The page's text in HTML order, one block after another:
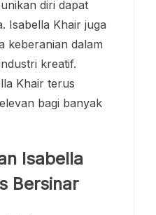
diri dapat
Isabella Khair juga
keberanian dalam
kreatif.
Khair terus
bagi banyak
Isabella
Bersinar